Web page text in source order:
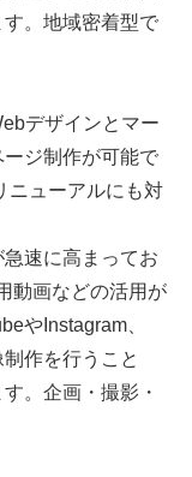
。地域密着型で
デザインとマー
ジ制作が可能で
ニューアルにも対
速に高まってお
動画などの活用が
やInstagram、
作を行うこと
。企画・撮影・